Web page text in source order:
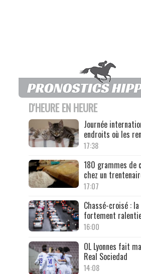
D'HEURE EN HEURE
Journée
endroits où les
17:38
180 grammes de
chez un
17:07
Chassé-croisé :
fortement
16:00
OL Lyonnes fait
Real Sociedad
14:08